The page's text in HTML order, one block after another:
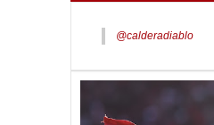
@calderadiablo